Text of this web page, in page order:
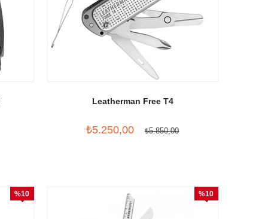
Leatherman Free T4
₺5.250,00 ₺5.850,00
%10
%10